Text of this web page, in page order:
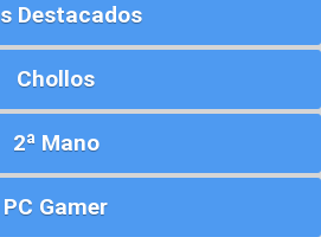
Destacados
Chollos
2ª Mano
PC Gamer